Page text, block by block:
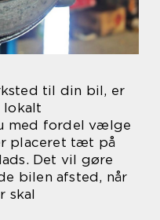
til din bil, er
med fordel vælge
placeret tæt på
Det vil gøre
bilen afsted, når
skal